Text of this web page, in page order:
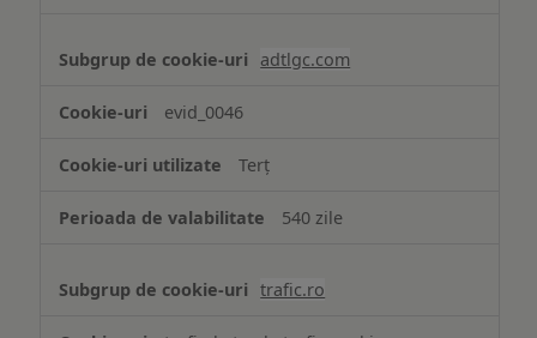
adtlgc.com
evid_0046
Terț
540 zile
trafic.ro